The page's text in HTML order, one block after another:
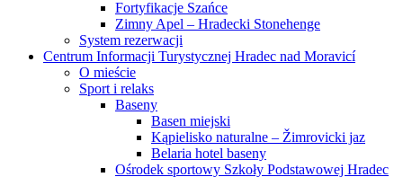
Fortyfikacje Szańce
Zimny Apel – Hradecki Stonehenge
System rezerwacji
Centrum Informacji Turystycznej Hradec nad Moravicí
O mieście
Sport i relaks
Baseny
Basen miejski
Kąpielisko naturalne – Žimrovicki jaz
Belaria hotel baseny
Ośrodek sportowy Szkoły Podstawowej Hradec